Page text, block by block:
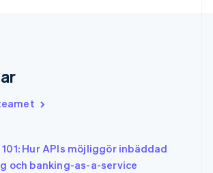
Hur APIs möjliggör inbäddad
och banking-as-a-service